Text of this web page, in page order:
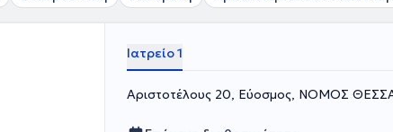
Ιατρείο 1
Αριστοτέλους 20, Εύοσμος, ΝΟΜΟΣ